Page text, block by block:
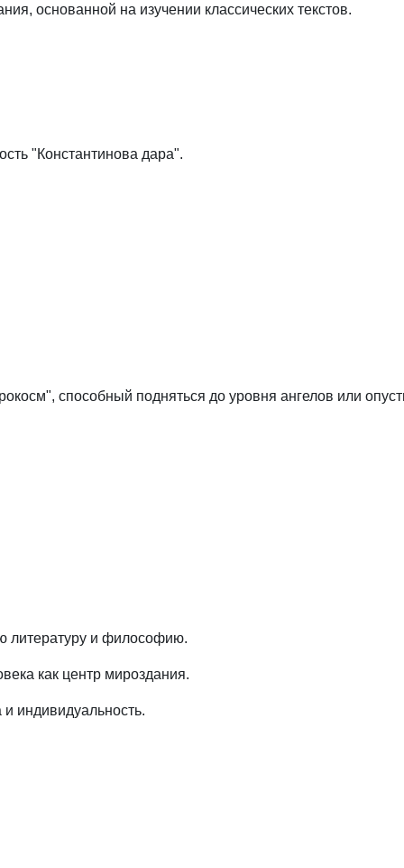
основанной на изучении классических текстов.
"Константинова дара".
способный подняться до уровня ангелов или
литературу и философию.
как центр мироздания.
индивидуальность.